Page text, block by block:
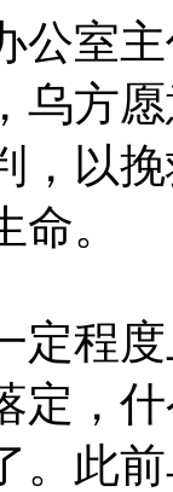
公室
乌方
，以
。
定程
定，
。此